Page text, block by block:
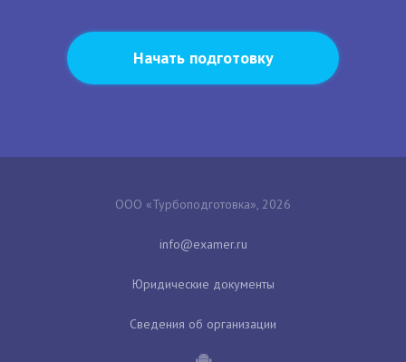
Начать подготовку
ООО «Турбоподготовка», 2026
Юридические документы
Сведения об организации